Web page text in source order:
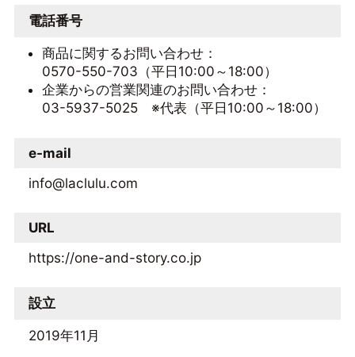
電話番号
商品に関するお問い合わせ：
0570-550-703（平日10:00～18:00）
企業からの営業関連のお問い合わせ：
03-5937-5025 ※代表（平日10:00～18:00）
e-mail
info@laclulu.com
URL
https://one-and-story.co.jp
設立
2019年11月